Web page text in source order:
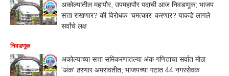
अकोल्यातील महापौर, उपमहापौर पदाची आज निवडणूक; भाजप
सत्ता राखणार? की विरोधक 'चमत्कार' करणार? याकडे लागले
सर्वांचे लक्ष
निवडणूक
अकोल्याच्या सत्ता समिकरणातल्या अंक गणिताचा सर्वात मोठा
'अंक' ठरणार अमरावतीत; भाजपच्या गटात 44 नगरसेवक